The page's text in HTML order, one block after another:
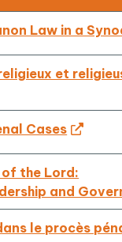
Law in a
et
Cases
the Lord:
and
le procès